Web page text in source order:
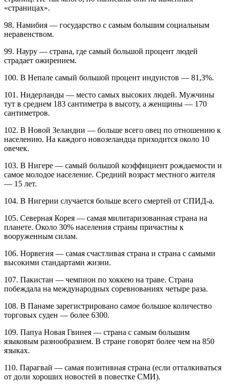
«страницах».
98. Намибия — государство с самым большим социальным
неравенством.
99. Науру — страна, где самый большой процент людей
страдает ожирением.
100. В Непале самый большой процент индуистов — 81,3%.
101. Нидерланды — место самых высоких людей. Мужчины
тут в среднем 183 сантиметра в высоту, а женщины — 170
сантиметров.
102. В Новой Зеландии — больше всего овец по отношению к
населению. На каждого новозеландца приходится около 10
овечек.
103. В Нигере — самый большой коэффициент рождаемости и
самое молодое население. Средний возраст местного жителя
— 15 лет.
104. В Нигерии случается больше всего смертей от СПИД-а.
105. Северная Корея — самая милитаризованная страна на
планете. Около 30% населения страны причастны к
вооруженным силам.
106. Норвегия — самая счастливая страна и страна с самыми
высокими стандартами жизни.
107. Пакистан — чемпион по хоккею на траве. Страна
побеждала на международных соревнованиях четыре раза.
108. В Панаме зарегистрировано самое большое количество
торговых суден — более 6300.
109. Папуа Новая Гвинея — страна с самым большим
языковым разнообразием. В стране говорят более чем на 850
языках.
110. Парагвай — самая позитивная страна (если отталкиваться
от доли хороших новостей в повестке СМИ).